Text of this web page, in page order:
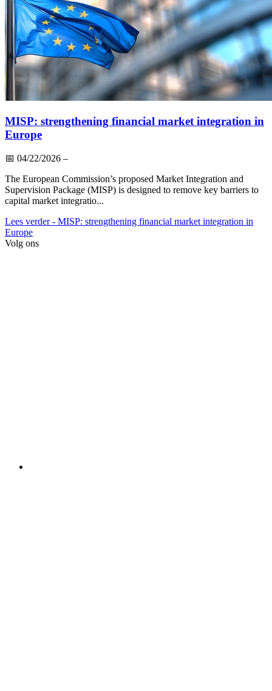
MISP: strengthening financial market integration in
Europe
📅 04/22/2026 –
The European Commission’s proposed Market Integration and
Supervision Package (MISP) is designed to remove key barriers to
capital market integratio...
Lees verder- MISP: strengthening financial market integration in
Europe
Volg ons